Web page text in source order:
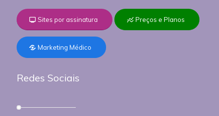
Sites por assinatura Preços e Planos
Marketing Médico
Redes Sociais